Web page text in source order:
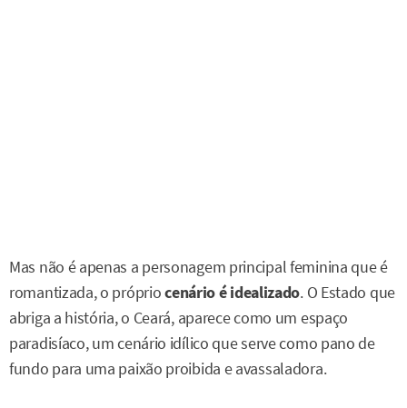
Mas não é apenas a personagem principal feminina que é
romantizada, o própriocenário é idealizado. O Estado que
abriga a história, o Ceará, aparece como um espaço
paradisíaco, um cenário idílico que serve como pano de
fundo para uma paixão proibida e avassaladora.